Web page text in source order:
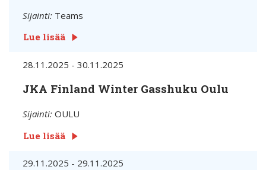
Sijainti: Teams
Lue lisää
28.11.2025 - 30.11.2025
JKA Finland Winter Gasshuku Oulu
Sijainti: OULU
Lue lisää
29.11.2025 - 29.11.2025